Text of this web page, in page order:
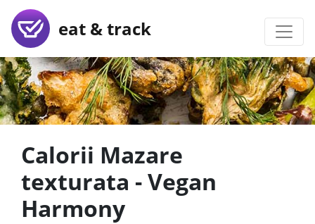
eat & track
Calorii Mazare
texturata - Vegan
Harmony